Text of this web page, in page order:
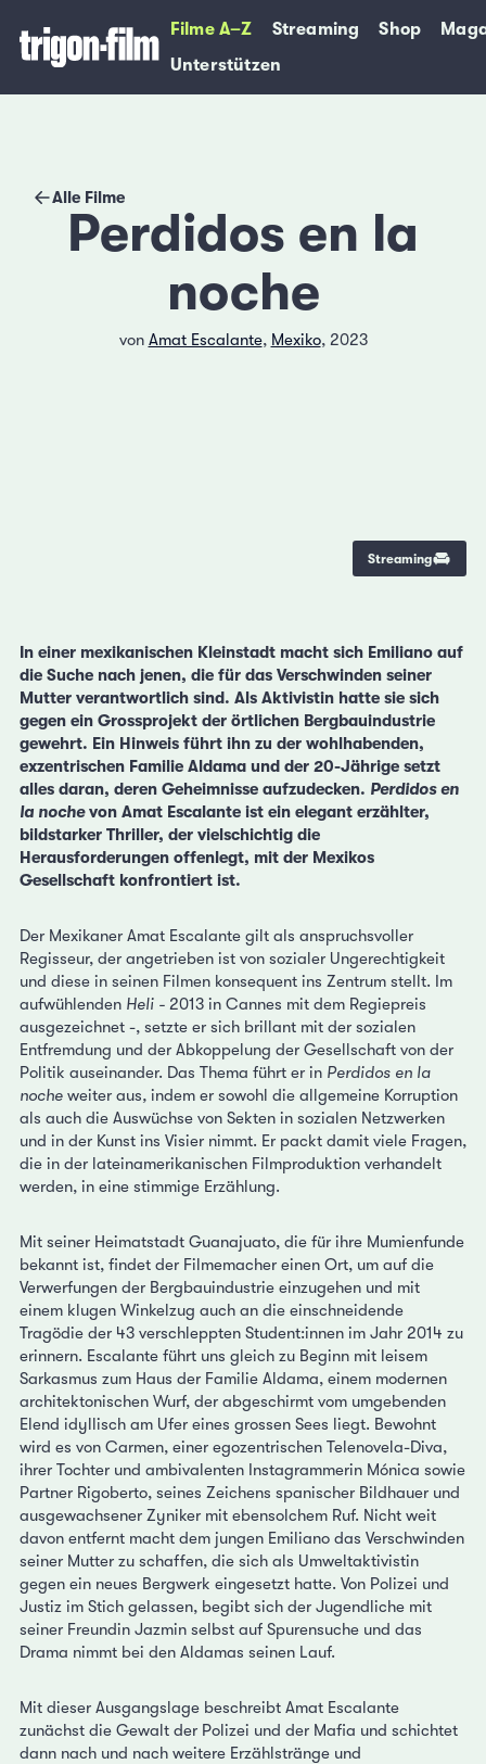
Filme A–Z Streaming Shop
Unterstützen
Alle Filme
Perdidos en la
noche
von Amat Escalante, Mexiko, 2023
Streaming
In einer mexikanischen Kleinstadt macht sich Emiliano auf
die Suche nach jenen, die für das Verschwinden seiner
Mutter verantwortlich sind. Als Aktivistin hatte sie sich
gegen ein Grossprojekt der örtlichen Bergbauindustrie
gewehrt. Ein Hinweis führt ihn zu der wohlhabenden,
exzentrischen Familie Aldama und der 20-Jährige setzt
alles daran, deren Geheimnisse aufzudecken. Perdidos en
la nochevon Amat Escalante ist ein elegant erzählter,
bildstarker Thriller, der vielschichtig die
Herausforderungen offenlegt, mit der Mexikos
Gesellschaft konfrontiert ist.
Der Mexikaner Amat Escalante gilt als anspruchsvoller
Regisseur, der angetrieben ist von sozialer Ungerechtigkeit
und diese in seinen Filmen konsequent ins Zentrum stellt. Im
aufwühlenden Heli - 2013 in Cannes mit dem Regiepreis
ausgezeichnet -, setzte er sich brillant mit der sozialen
Entfremdung und der Abkoppelung der Gesellschaft von der
Politik auseinander. Das Thema führt er in Perdidos en la
noche weiter aus, indem er sowohl die allgemeine Korruption
als auch die Auswüchse von Sekten in sozialen Netzwerken
und in der Kunst ins Visier nimmt. Er packt damit viele Fragen,
die in der lateinamerikanischen Filmproduktion verhandelt
werden, in eine stimmige Erzählung.
Mit seiner Heimatstadt Guanajuato, die für ihre Mumienfunde
bekannt ist, findet der Filmemacher einen Ort, um auf die
Verwerfungen der Bergbauindustrie einzugehen und mit
einem klugen Winkelzug auch an die einschneidende
Tragödie der 43 verschleppten Student:innen im Jahr 2014 zu
erinnern. Escalante führt uns gleich zu Beginn mit leisem
Sarkasmus zum Haus der Familie Aldama, einem modernen
architektonischen Wurf, der abgeschirmt vom umgebenden
Elend idyllisch am Ufer eines grossen Sees liegt. Bewohnt
wird es von Carmen, einer egozentrischen Telenovela-Diva,
ihrer Tochter und ambivalenten Instagrammerin Mónica sowie
Partner Rigoberto, seines Zeichens spanischer Bildhauer und
ausgewachsener Zyniker mit ebensolchem Ruf. Nicht weit
davon entfernt macht dem jungen Emiliano das Verschwinden
seiner Mutter zu schaffen, die sich als Umweltaktivistin
gegen ein neues Bergwerk eingesetzt hatte. Von Polizei und
Justiz im Stich gelassen, begibt sich der Jugendliche mit
seiner Freundin Jazmin selbst auf Spurensuche und das
Drama nimmt bei den Aldamas seinen Lauf.
Mit dieser Ausgangslage beschreibt Amat Escalante
zunächst die Gewalt der Polizei und der Mafia und schichtet
dann nach und nach weitere Erzählstränge und